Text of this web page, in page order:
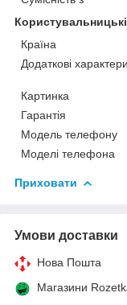
Країна
Додаткові
Картинка
Гарантія
Модель телефону
Моделі телефона
Приховати
Умови доставки
Нова Пошта
Магазини